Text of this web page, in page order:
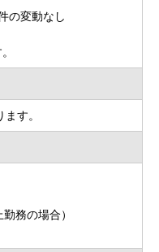
の変動なし
す。
務の場合）